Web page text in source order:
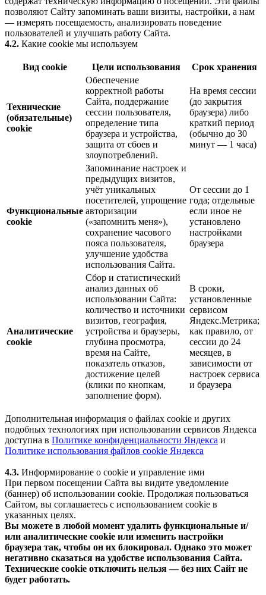
позволяют Сайту запоминать ваши визиты, настройки, а нам
— измерять посещаемость, анализировать поведение
пользователей и улучшать работу Сайта.
4.2. Какие cookie мы используем
Вид cookie Цели использования Срок хранения
Технические
(обязательные)
cookie
Обеспечение
корректной работы
Сайта, поддержание
сессии пользователя,
определение типа
браузера и устройства,
защита от сбоев и
злоупотреблений.
На время сессии
(до закрытия
браузера) либо
краткий период
(обычно до 30
минут — 1 часа)
Функциональные
cookie
Запоминание настроек и
предыдущих визитов,
учёт уникальных
посетителей, упрощение
авторизации
(«запомнить меня»),
сохранение часового
пояса пользователя,
улучшение удобства
использования Сайта.
От сессии до 1
года; отдельные
если иное не
установлено
настройками
браузера
Аналитические
cookie
Сбор и статистический
анализ данных об
использовании Сайта:
количество и источники
визитов, география,
устройства и браузеры,
глубина просмотра,
время на Сайте,
показатель отказов,
достижение целей
(клики по кнопкам,
заполнение форм).
В сроки,
установленные
сервисом
Яндекс.Метрика;
как правило, от
сессии до 24
месяцев, в
зависимости от
настроек сервиса
и браузера
Дополнительная информация о файлах cookie и других
подобных технологиях при использовании сервисов Яндекса
доступна в Политике конфиденциальности Яндекса и
Политике использования файлов cookie Яндекса
4.3. Информирование о cookie и управление ими
При первом посещении Сайта вы видите уведомление
(баннер) об использовании cookie. Продолжая пользоваться
Сайтом, вы соглашаетесь с использованием cookie в
указанных целях.
Вы можете в любой момент удалить функциональные и/
или аналитические cookie или изменить настройки
браузера так, чтобы он их блокировал. Однако это может
негативно сказаться на удобстве использования Сайта.
Технические cookie отключить нельзя — без них Сайт не
будет работать.